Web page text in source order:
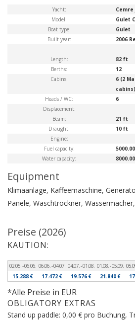
Yacht:
Cemre
Model:
Gulet
Boat type:
Gulet
Built year:
2006
Length:
82 ft
Berths:
12
Cabins:
6 (2
cabins)
Heads / WC:
6
Displacement:
Beam:
21 ft
Draught:
10 ft
Engine:
Fuel capacity:
Water capacity:
Equipment
Klimaanlage, Kaffeemaschine,
Panele, Waschtrockner,
Preise (2026)
KAUTION:
02.05. - 06.06. 06.06. - 04.07. 04.07. - 01.08. 01.08. - 05.09.
15.288 €
17.472 € 19.576 € 21.840 €
*Alle Preise in EUR
OBLIGATORY EXTRAS
Stand up paddle: 0,00 € pro Buchung,